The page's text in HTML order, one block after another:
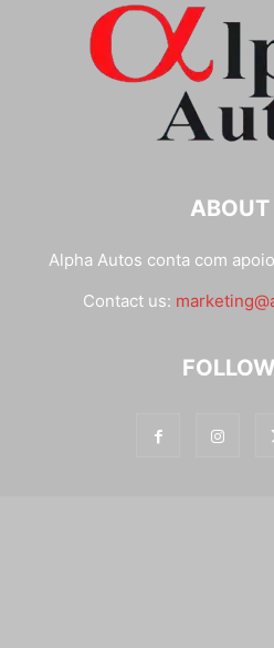
ABOUT
Alpha Autos conta com
Contact us: